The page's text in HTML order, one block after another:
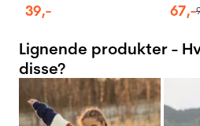
39,- 67,-
Lignende produkter -
disse?